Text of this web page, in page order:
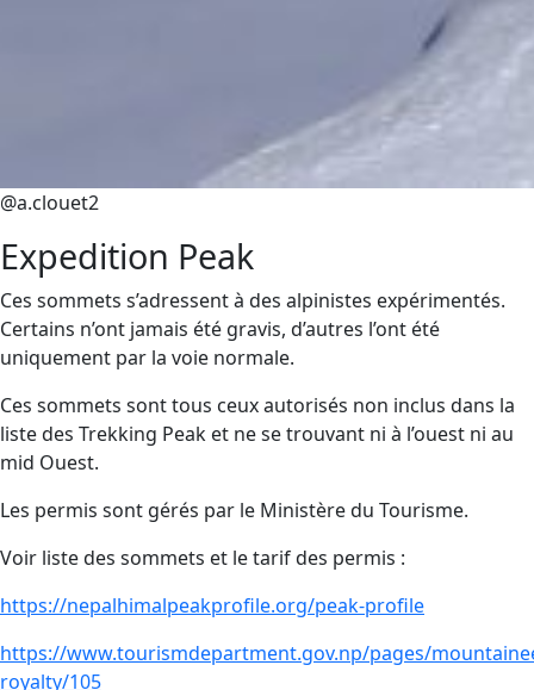
@a.clouet2
Expedition Peak
Ces sommets s’adressent à des alpinistes expérimentés.
Certains n’ont jamais été gravis, d’autres l’ont été
uniquement par la voie normale.
Ces sommets sont tous ceux autorisés non inclus dans la
liste des Trekking Peak et ne se trouvant ni à l’ouest ni au
mid Ouest.
Les permis sont gérés par le Ministère du Tourisme.
Voir liste des sommets et le tarif des permis :
https://nepalhimalpeakprofile.org/peak-profile
https://www.tourismdepartment.gov.np/pages/
royalty/105